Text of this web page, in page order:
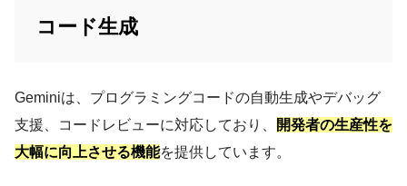
コード生成
Geminiは、プログラミングコードの自動生成やデバッグ
支援、コードレビューに対応しており、
開発者の生産性を
大幅に向上させる機能を提供しています。